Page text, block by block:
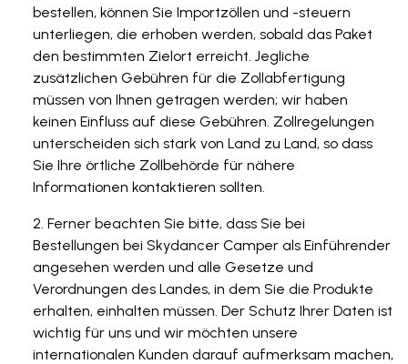
bestellen, können Sie Importzöllen und -steuern
unterliegen, die erhoben werden, sobald das Paket
den bestimmten Zielort erreicht. Jegliche
zusätzlichen Gebühren für die Zollabfertigung
müssen von Ihnen getragen werden; wir haben
keinen Einfluss auf diese Gebühren. Zollregelungen
unterscheiden sich stark von Land zu Land, so dass
Sie Ihre örtliche Zollbehörde für nähere
Informationen kontaktieren sollten.
Ferner beachten Sie bitte, dass Sie bei
Bestellungen bei Skydancer Camper als Einführender
angesehen werden und alle Gesetze und
Verordnungen des Landes, in dem Sie die Produkte
erhalten, einhalten müssen. Der Schutz Ihrer Daten ist
wichtig für uns und wir möchten unsere
internationalen Kunden darauf aufmerksam machen,